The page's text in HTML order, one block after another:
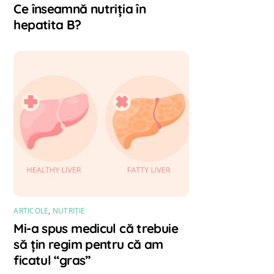
Ce înseamnă nutriția în
hepatita B?
ARTICOLE, NUTRIȚIE
Mi-a spus medicul că trebuie
să țin regim pentru că am
ficatul “gras”